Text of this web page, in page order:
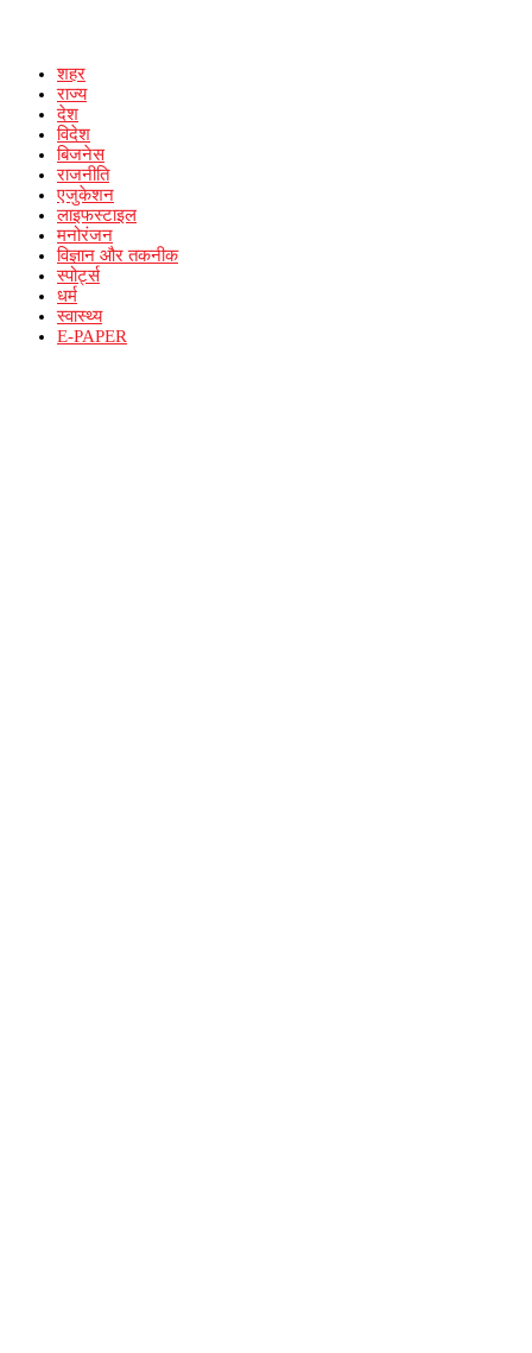
शहर
राज्य
देश
विदेश
बिजनेस
राजनीति
एजुकेशन
लाइफस्टाइल
मनोरंजन
विज्ञान और तकनीक
स्पोर्ट्स
धर्म
स्वास्थ्य
E-PAPER